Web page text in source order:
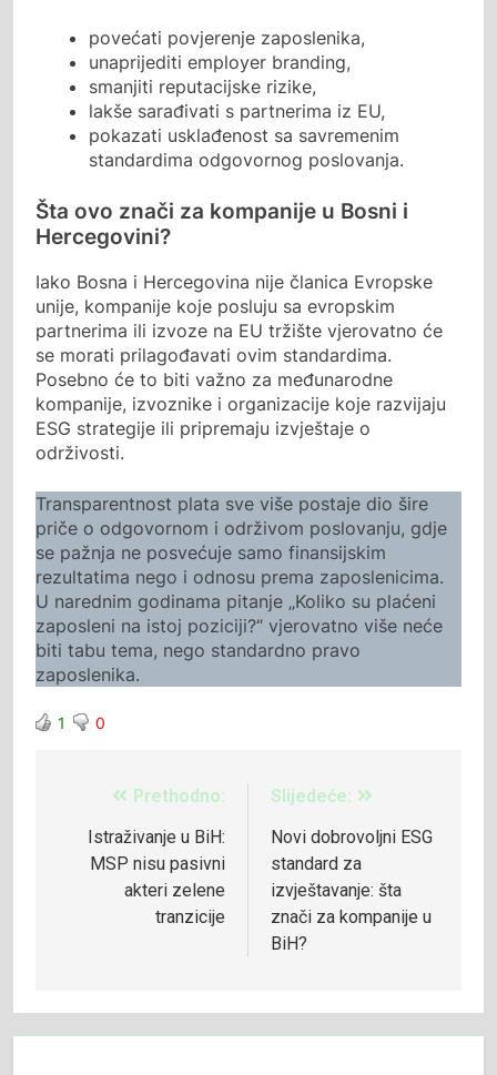
povećati povjerenje zaposlenika,
unaprijediti employer branding,
smanjiti reputacijske rizike,
lakše sarađivati s partnerima iz EU,
pokazati usklađenost sa savremenim
standardima odgovornog poslovanja.
Šta ovo znači za kompanije u Bosni i
Hercegovini?
Iako Bosna i Hercegovina nije članica Evropske
unije, kompanije koje posluju sa evropskim
partnerima ili izvoze na EU tržište vjerovatno će
se morati prilagođavati ovim standardima.
Posebno će to biti važno za međunarodne
kompanije, izvoznike i organizacije koje razvijaju
ESG strategije ili pripremaju izvještaje o
održivosti.
Transparentnost plata sve više postaje dio šire
priče o odgovornom i održivom poslovanju, gdje
se pažnja ne posvećuje samo finansijskim
rezultatima nego i odnosu prema zaposlenicima.
U narednim godinama pitanje „Koliko su plaćeni
zaposleni na istoj poziciji?“ vjerovatno više neće
biti tabu tema, nego standardno pravo
zaposlenika.
1 0
Prethodno:
Istraživanje u BiH:
MSP nisu pasivni
akteri zelene
tranzicije
Slijedeće:
Novi dobrovoljni ESG
standard za
izvještavanje: šta
znači za kompanije u
BiH?